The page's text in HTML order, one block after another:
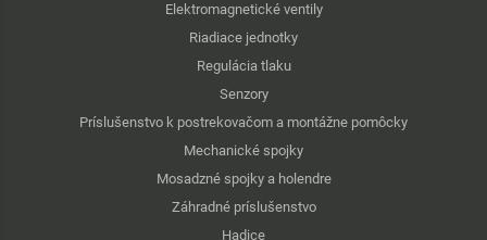
Elektromagnetické ventily
Riadiace jednotky
Regulácia tlaku
Senzory
Príslušenstvo k postrekovačom a montážne pomôcky
Mechanické spojky
Mosadzné spojky a holendre
Záhradné príslušenstvo
Hadice